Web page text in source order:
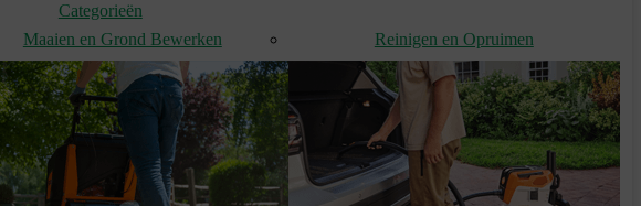
Categorieën
Maaien en Grond Bewerken Reinigen en Opruimen